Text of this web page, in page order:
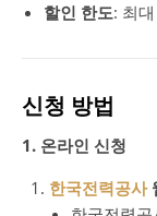
할인 한도: 최
신청 방법
1. 온라인 신청
한국전력공사